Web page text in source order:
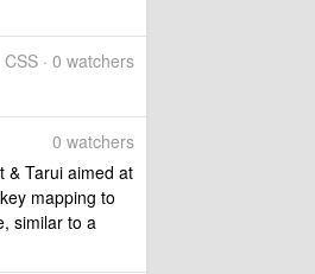
CSS · 0 watchers
0 watchers
& Tarui aimed at
mapping to
similar to a